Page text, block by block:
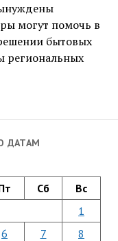
ДАТАМ
Сб Вс
1
6 7
8
могут помочь в
бытовых
региональных